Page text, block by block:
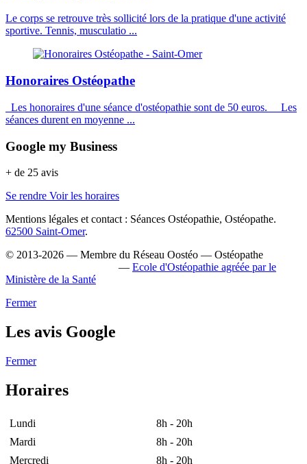
Le corps se retrouve très sollicité lors de la pratique d'une activité
sportive. Tennis, musculatio ...
Honoraires Ostéopathe
Les honoraires d'une séance d'ostéopathie sont de 50 euros. Les
séances durent en moyenne ...
Google my Business
+ de 25 avis
Se rendre Voir les horaires
Mentions légales et contact : Séances Ostéopathie, Ostéopathe.
62500 Saint-Omer.
© 2013-2026 — Membre du Réseau Oostéo — Ostéopathe
— Ecole d'Ostéopathie agréée par le
Ministère de la Santé
Fermer
Les avis Google
Fermer
Horaires
Lundi
8h - 20h
Mardi
8h - 20h
Mercredi
8h - 20h